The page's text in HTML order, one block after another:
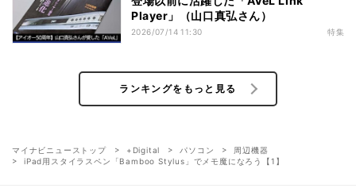
Player」（山口真弘さん）
2026/07/14 11:30 特集
ランキングをもっと見る
マイナビニューストップ +Digital パソコン
周辺機器
iPad用スタイラスペン「Bamboo Stylus」でメモ魔になろう【1】